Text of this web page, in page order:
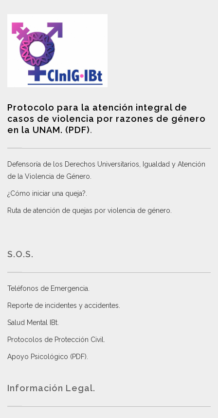
Protocolo para la atención integral de
casos de violencia por razones de género
en la UNAM. (PDF).
Defensoría de los Derechos Universitarios, Igualdad y Atención
de la Violencia de Género
¿Cómo iniciar una queja?
Ruta de atención de quejas por violencia de género
S.O.S.
Teléfonos de Emergencia.
Reporte de incidentes y accidentes
Salud Mental IBt
Protocolos de Protección Civil
Apoyo Psicológico (PDF)
Información Legal.